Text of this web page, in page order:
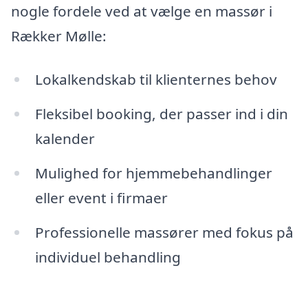
nogle fordele ved at vælge en massør i
Rækker Mølle:
Lokalkendskab til klienternes behov
Fleksibel booking, der passer ind i din
kalender
Mulighed for hjemmebehandlinger
eller event i firmaer
Professionelle massører med fokus på
individuel behandling